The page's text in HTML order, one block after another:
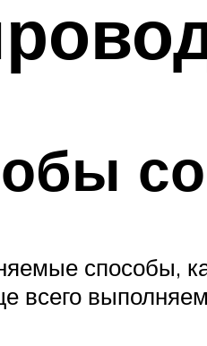
способы,
всего